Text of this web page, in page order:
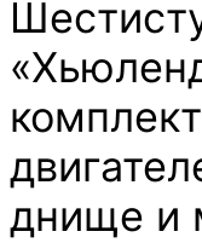
днище и